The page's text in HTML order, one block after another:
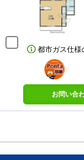
都市ガス仕
ポンタ
部屋
お問い合